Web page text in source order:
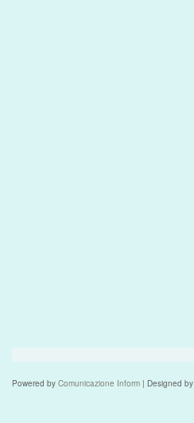
Powered by Comunicazione Inform | Designed by